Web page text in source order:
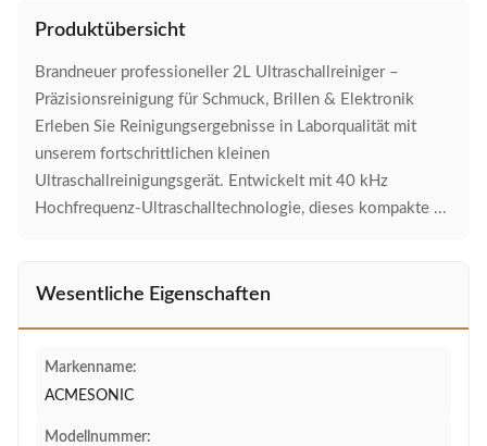
Produktübersicht
Brandneuer professioneller 2L Ultraschallreiniger –
Präzisionsreinigung für Schmuck, Brillen & Elektronik
Erleben Sie Reinigungsergebnisse in Laborqualität mit
unserem fortschrittlichen kleinen
Ultraschallreinigungsgerät. Entwickelt mit 40 kHz
Hochfrequenz-Ultraschalltechnologie, dieses kompakte ...
Wesentliche Eigenschaften
Markenname:
ACMESONIC
Modellnummer: